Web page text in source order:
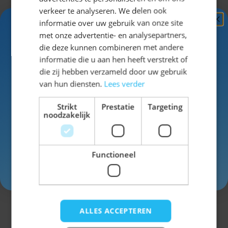
Wanneer kies je voor
Oktoberfest pruiken?
Een pruik is ideaal wanneer je jouw outfit
extra wilt laten opvallen of snel een
complete look wilt creëren. Het geeft jouw
herkenbare stijl. Daarnaast zijn pruiken licht
en comfortabel, waardoor ze geschikt zijn
om langere tijd te dragen.
Maak jouw outfit
Combineer jouw pruik metOktoberfest
accessoires,Oktoberfest kleding dames
Oktoberfest kleding heren.
verkeer te analyseren. We delen ook
informatie over uw gebruik van onze site
met onze advertentie- en analysepartners,
die deze kunnen combineren met andere
informatie die u aan hen heeft verstrekt of
die zij hebben verzameld door uw gebruik
van hun diensten. Lees verder
Strikt
noodzakelijk
Prestatie Targeting
Functioneel
ALLES ACCEPTEREN
Ontvang5%
KORTING!
Schrijf je nuin voor de nieuwsbrief en ontvang toegang
tot exclusieve kortingen!
Voor- en achternaam
Inschrijven